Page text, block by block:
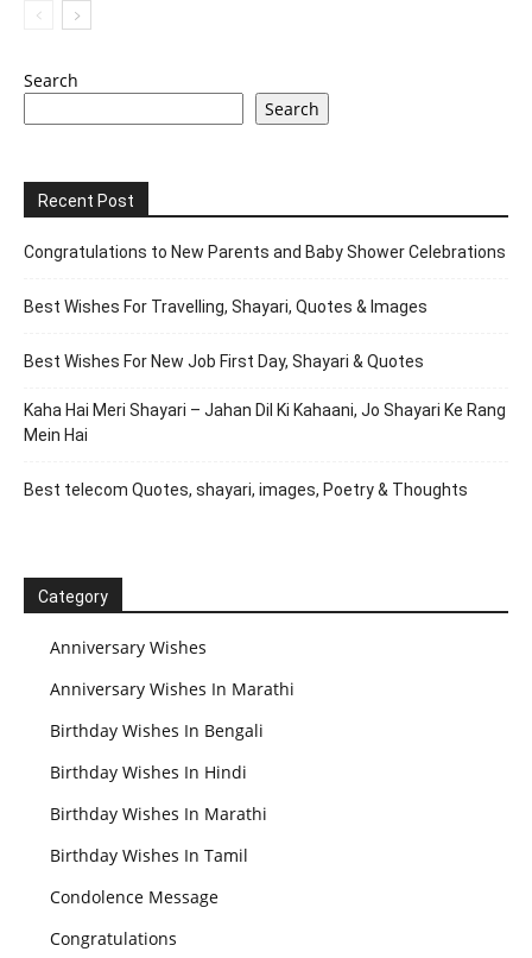
Search
Search
Recent Post
Congratulations to New Parents and Baby Shower Celebrations
Best Wishes For Travelling, Shayari, Quotes & Images
Best Wishes For New Job First Day, Shayari & Quotes
Kaha Hai Meri Shayari – Jahan Dil Ki Kahaani, Jo Shayari Ke Rang
Mein Hai
Best telecom Quotes, shayari, images, Poetry & Thoughts
Category
Anniversary Wishes
Anniversary Wishes In Marathi
Birthday Wishes In Bengali
Birthday Wishes In Hindi
Birthday Wishes In Marathi
Birthday Wishes In Tamil
Condolence Message
Congratulations